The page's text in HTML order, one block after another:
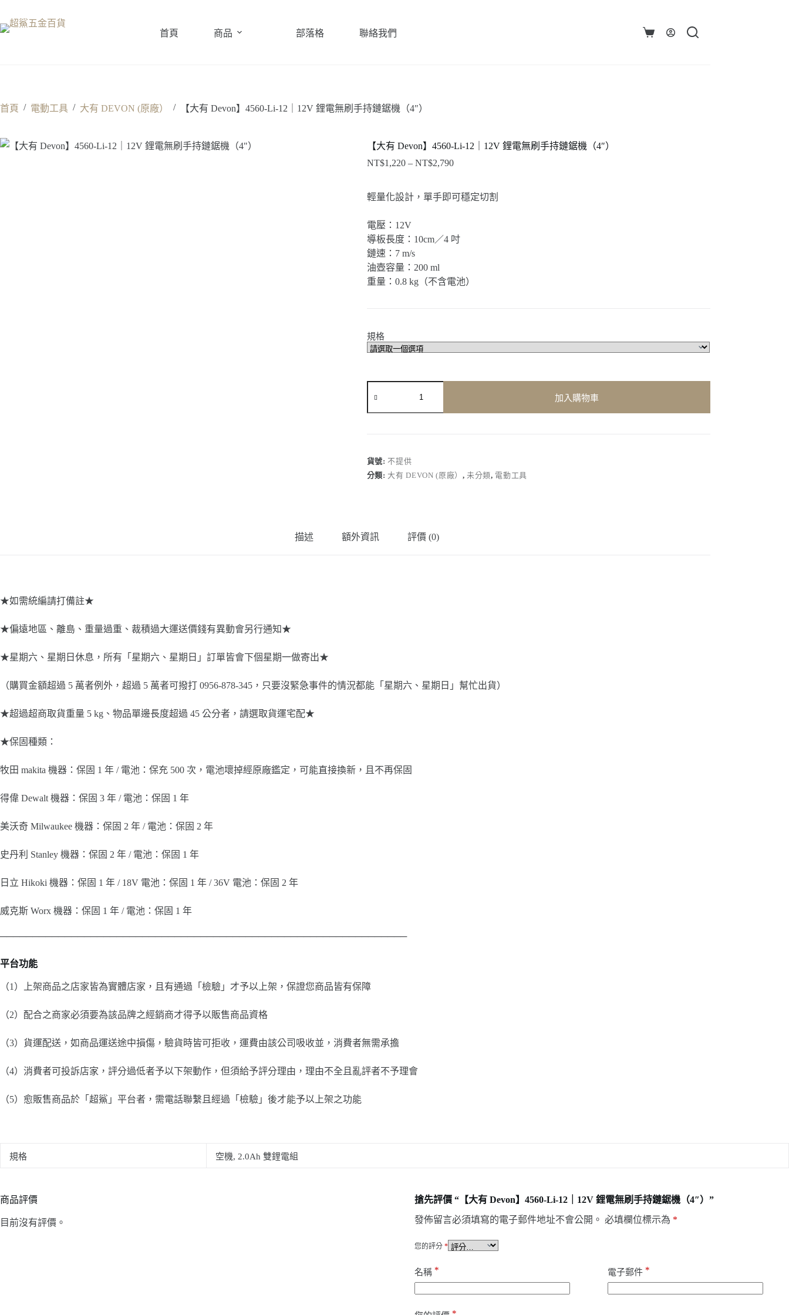
至
主
首頁 商品 部落格 聯絡我們
購
首頁 / 電動工具 / 大有 DEVON (原廠） / 【大有 Devon】4560-Li-12｜12V 鋰電無刷手持鏈鋸機（4″）
【大有 Devon】4560-Li-12｜12V 鋰電無刷手持鏈鋸機（4″）
NT$1,220 – NT$2,790價
範
到
NT$2,790
輕量化設計，單手即可穩定切割
電壓：12V
導板長度：10cm／4 吋
鏈速：7 m/s
油壺容量：200 ml
重量：0.8 kg（不含電池）
規格
有
Devon】
12V
鋰
持
加入購物車
貨號:不提供
分類:大有 DEVON (原廠） ,未分類, 電動工具
描述 額外資訊 評價 (0)
★如需統編請打備註★
★偏遠地區、離島、重量過重、裁積過大運送價錢有異動會另行通知★
★星期六、星期日休息，所有「星期六、星期日」訂單皆會下個星期一做寄出★
（購買金額超過 5 萬者例外，超過 5 萬者可撥打 0956-878-345，只要沒緊急事件的情況都能「星期六、星期日」幫忙出貨）
★超過超商取貨重量 5 kg、物品單邊長度超過 45 公分者，請選取貨運宅配★
★保固種類：
牧田 makita 機器：保固 1 年 / 電池：保充 500 次，電池壞掉經原廠鑑定，可能直接換新，且不再保固
得偉 Dewalt 機器：保固 3 年 / 電池：保固 1 年
美沃奇 Milwaukee 機器：保固 2 年 / 電池：保固 2 年
史丹利 Stanley 機器：保固 2 年 / 電池：保固 1 年
日立 Hikoki 機器：保固 1 年 / 18V 電池：保固 1 年 / 36V 電池：保固 2 年
威克斯 Worx 機器：保固 1 年 / 電池：保固 1 年
───────────────────────────────────────────────────────────────
平台功能
（1）上架商品之店家皆為實體店家，且有通過「檢驗」才予以上架，保證您商品皆有保障
（2）配合之商家必須要為該品牌之經銷商才得予以販售商品資格
（3）貨運配送，如商品運送途中損傷，驗貨時皆可拒收，運費由該公司吸收並，消費者無需承擔
（4）消費者可投訴店家，評分過低者予以下架動作，但須給予評分理由，理由不全且亂評者不予理會
（5）愈販售商品於「超鯊」平台者，需電話聯繫且經過「檢驗」後才能予以上架之功能
規格 空機, 2.0Ah 雙鋰電組
商品評價
目前沒有評價。
搶先評價 “【大有 Devon】4560-Li-12｜12V 鋰電無刷手持鏈鋸機（4″）”
發佈留言必須填寫的電子郵件地址不會公開。 必填欄位標示為 *
您的評分 *
名稱 * 電子郵件 *
*